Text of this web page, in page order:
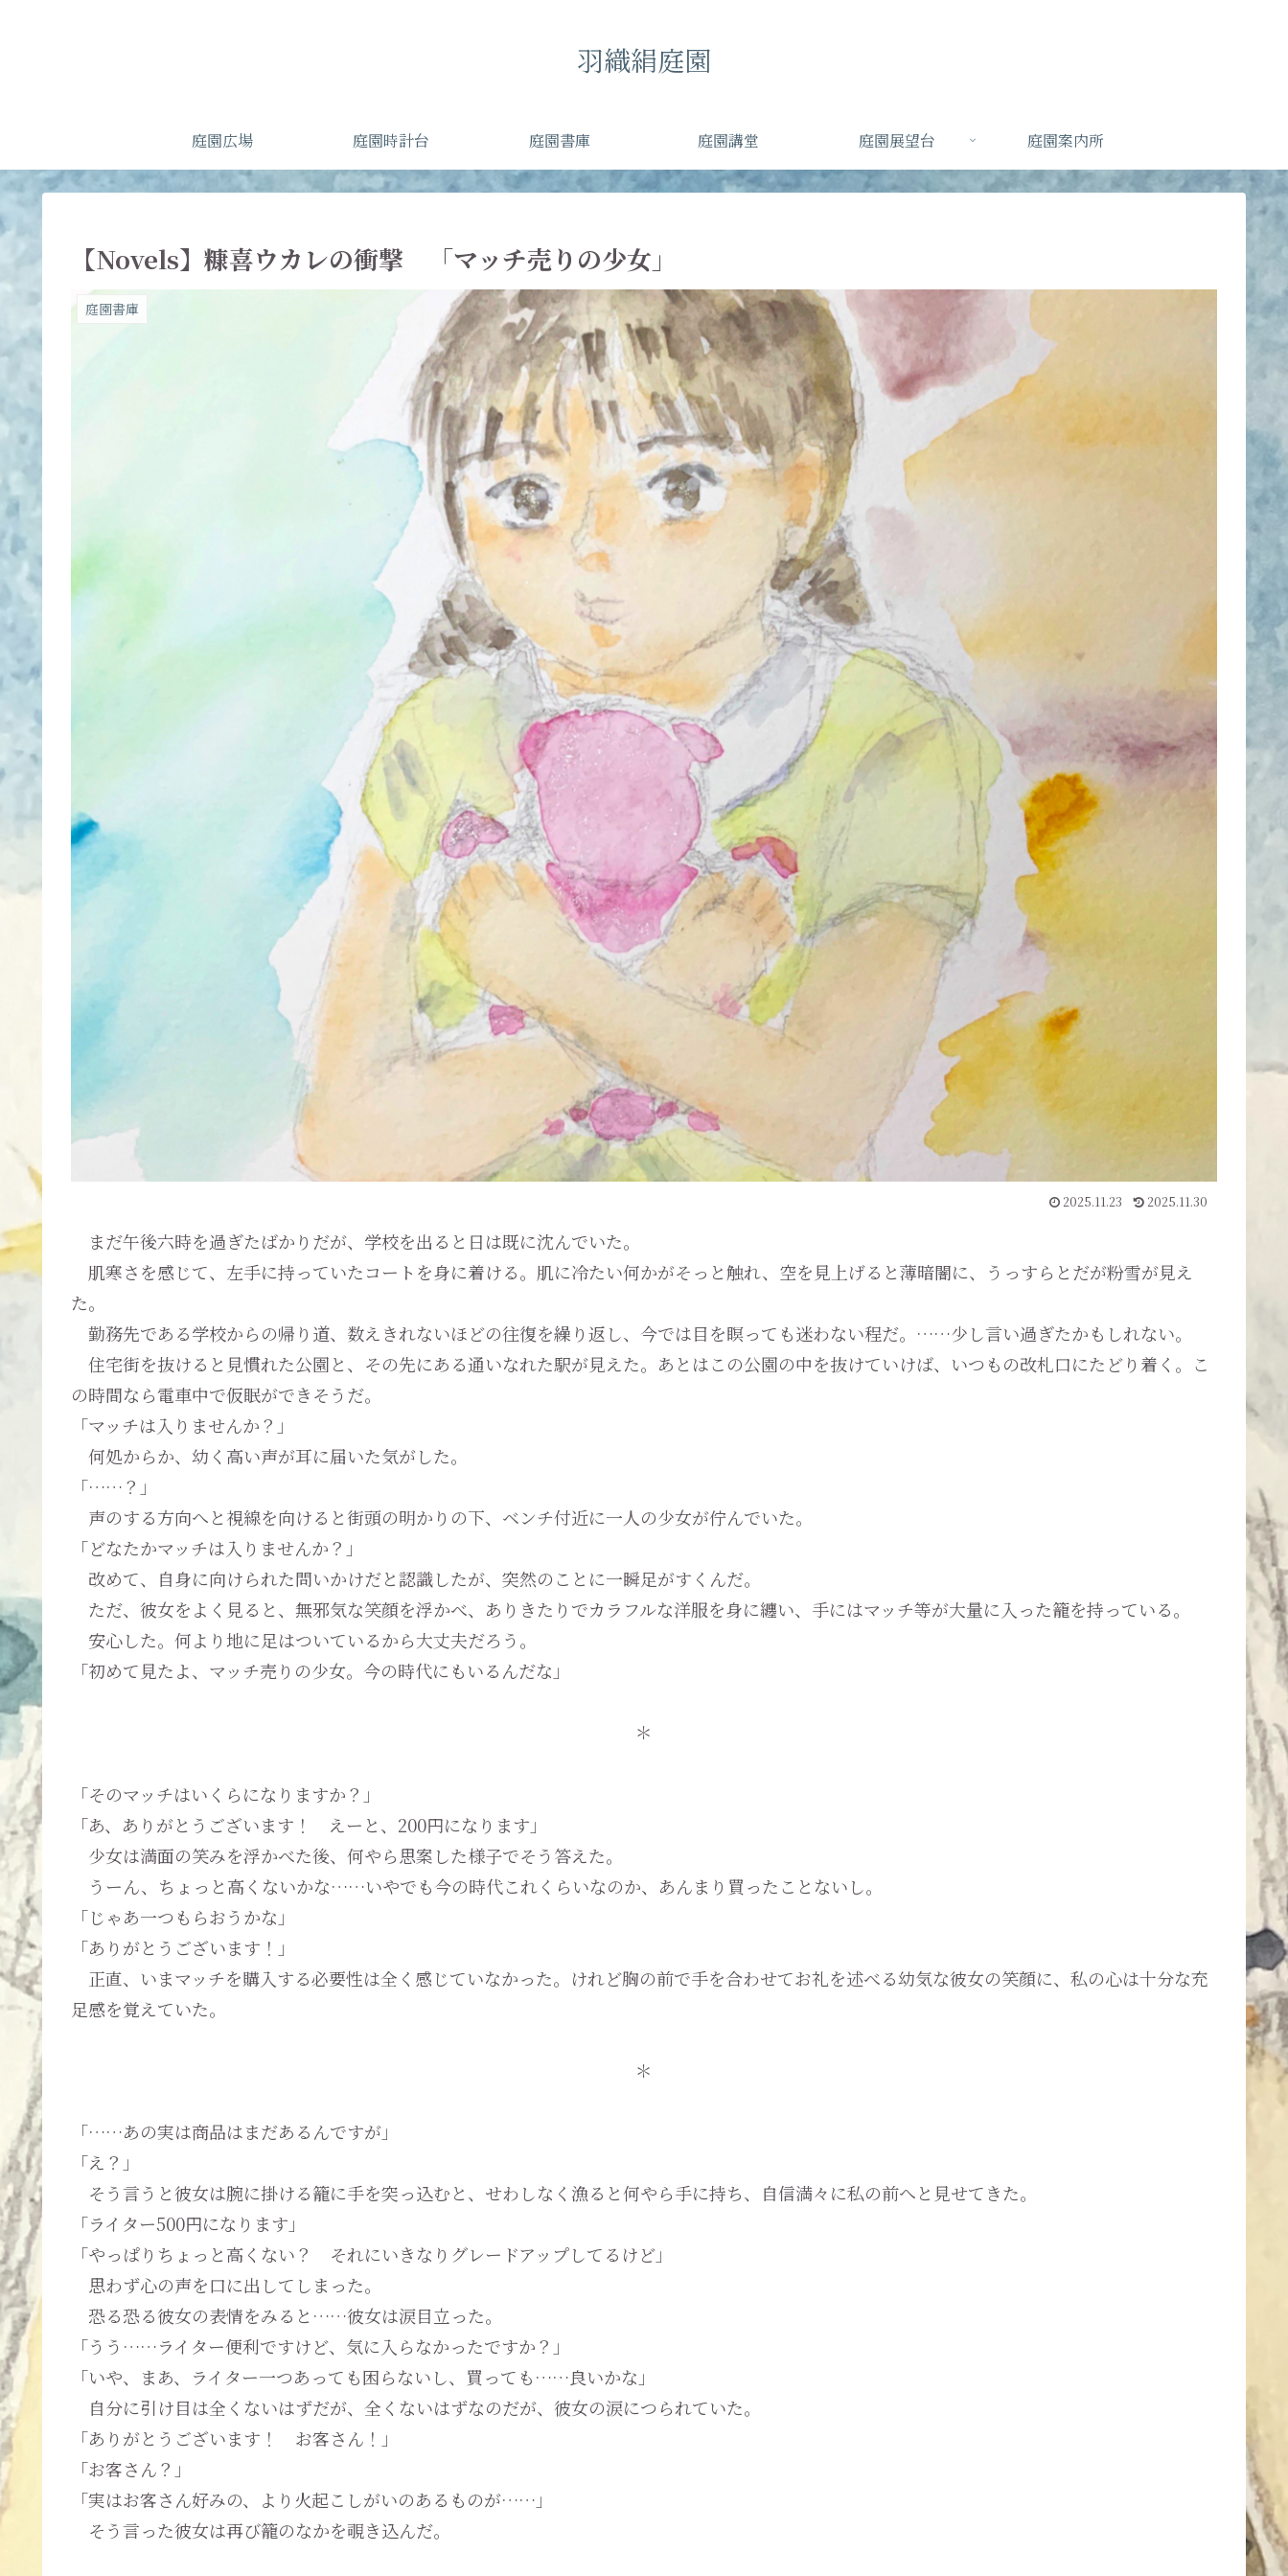
羽織絹庭園
庭園広場 庭園時計台 庭園書庫 庭園講堂 庭園展望台 庭園案内所
【Novels】糠喜ウカレの衝撃 「マッチ売りの少女」
庭園書庫
2025.11.23 2025.11.30
まだ午後六時を過ぎたばかりだが、学校を出ると日は既に沈んでいた。
肌寒さを感じて、左手に持っていたコートを身に着ける。肌に冷たい何かがそっと触れ、空を見上げると薄暗闇に、うっすらとだが粉雪が見え
た。
勤務先である学校からの帰り道、数えきれないほどの往復を繰り返し、今では目を瞑っても迷わない程だ。……少し言い過ぎたかもしれない。
住宅街を抜けると見慣れた公園と、その先にある通いなれた駅が見えた。あとはこの公園の中を抜けていけば、いつもの改札口にたどり着く。こ
の時間なら電車中で仮眠ができそうだ。
「マッチは入りませんか？」
何処からか、幼く高い声が耳に届いた気がした。
「……？」
声のする方向へと視線を向けると街頭の明かりの下、ベンチ付近に一人の少女が佇んでいた。
「どなたかマッチは入りませんか？」
改めて、自身に向けられた問いかけだと認識したが、突然のことに一瞬足がすくんだ。
ただ、彼女をよく見ると、無邪気な笑顔を浮かべ、ありきたりでカラフルな洋服を身に纏い、手にはマッチ等が大量に入った籠を持っている。
安心した。何より地に足はついているから大丈夫だろう。
「初めて見たよ、マッチ売りの少女。今の時代にもいるんだな」
＊
「そのマッチはいくらになりますか？」
「あ、ありがとうございます！ えーと、200円になります」
少女は満面の笑みを浮かべた後、何やら思案した様子でそう答えた。
うーん、ちょっと高くないかな……いやでも今の時代これくらいなのか、あんまり買ったことないし。
「じゃあ一つもらおうかな」
「ありがとうございます！」
正直、いまマッチを購入する必要性は全く感じていなかった。けれど胸の前で手を合わせてお礼を述べる幼気な彼女の笑顔に、私の心は十分な充
足感を覚えていた。
＊
「……あの実は商品はまだあるんですが」
「え？」
そう言うと彼女は腕に掛ける籠に手を突っ込むと、せわしなく漁ると何やら手に持ち、自信満々に私の前へと見せてきた。
「ライター500円になります」
「やっぱりちょっと高くない？ それにいきなりグレードアップしてるけど」
思わず心の声を口に出してしまった。
恐る恐る彼女の表情をみると……彼女は涙目立った。
「うう……ライター便利ですけど、気に入らなかったですか？」
「いや、まあ、ライター一つあっても困らないし、買っても……良いかな」
自分に引け目は全くないはずだが、全くないはずなのだが、彼女の涙につられていた。
「ありがとうございます！ お客さん！」
「お客さん？」
「実はお客さん好みの、より火起こしがいのあるものが……」
そう言った彼女は再び籠のなかを覗き込んだ。